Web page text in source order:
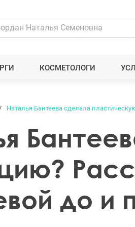
КОСМЕТОЛОГИ
Наталья Бантеева сделала
до и